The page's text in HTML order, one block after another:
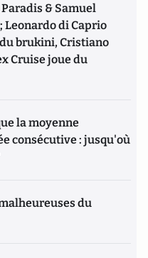
& Samuel
di Caprio
brukini, Cristiano
Cruise joue du
la moyenne
consécutive : jusqu'où
du